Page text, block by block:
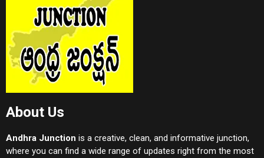
About Us
Andhra Junction is a creative, clean, and informative junction,
where you can find a wide range of updates right from the most